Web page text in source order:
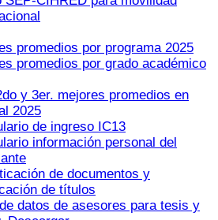
promedios por programa 2025
promedios por grado académico
y 3er. mejores promedios en
2025
de ingreso IC13
información personal del
de documentos y
de títulos
datos de asesores para tesis y